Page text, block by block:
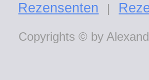
Rezensenten
|
Copyrights © by